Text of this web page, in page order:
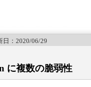
：2020/06/29
に複数の脆弱性